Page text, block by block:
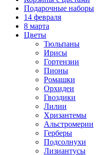
Подарочные наборы
14 февраля
8 марта
Цветы
Тюльпаны
Ирисы
Гортензии
Пионы
Ромашки
Орхидеи
Гвоздики
Лилии
Хризантемы
Альстромерии
Герберы
Подсолнухи
Лизиантусы